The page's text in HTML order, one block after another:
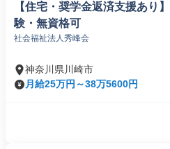
【住宅・奨学金返済支援あり
験・無資格可
社会福祉法人秀峰会
神奈川県川崎市
月給25万円～38万5600円